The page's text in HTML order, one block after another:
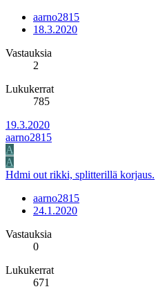
aarno2815
18.3.2020
Vastauksia
2
Lukukerrat
785
19.3.2020
aarno2815
A
A
Hdmi out rikki, splitterillä korjaus.
aarno2815
24.1.2020
Vastauksia
0
Lukukerrat
671